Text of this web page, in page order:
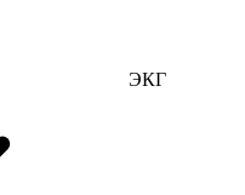
ЭКГ